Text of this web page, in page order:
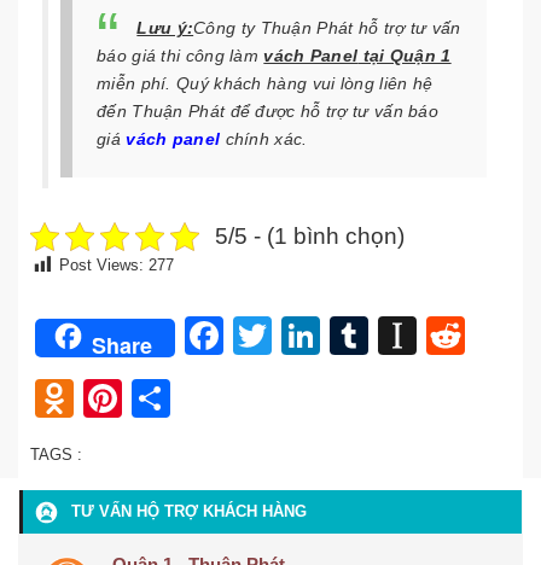
Lưu ý:Công ty Thuận Phát hỗ trợ tư vấn
báo giá thi cônglàmvách Panel tại Quận 1
miễn phí. Quý khách hàng vui lòng liên hệ
đến Thuận Phátđể được hỗ trợ tư vấn báo
giávách panel chính xác.
5/5 - (1 bình chọn)
Post Views: 277
Share Facebook
TwitterLinkedIn
Tumblr
Odnoklassniki
Pinterest
TAGS :
TƯ VẤN HỘ TRỢ KHÁCH HÀNG